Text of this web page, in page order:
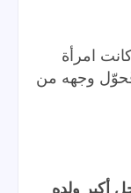
امرأة
وجهه من